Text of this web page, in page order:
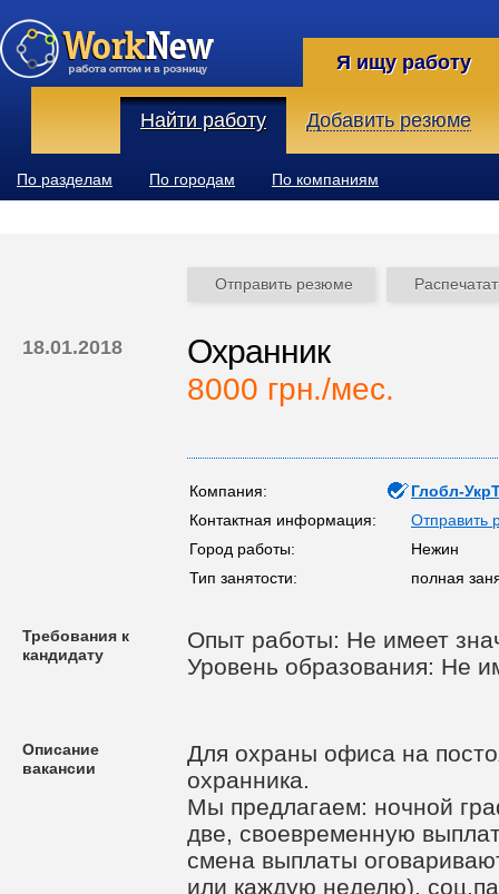
Я ищу работу
Найти работу Добавить резюме
По разделам По городам По компаниям
Отправить резюме
18.01.2018 Охранник
8000 грн./мес.
Компания:
Глобл-
Контактная информация:
Отправить
Город работы:
Нежин
Тип занятости:
полная
Требования к
кандидату
Опыт работы: Не имеет
Уровень образования: Не
Описание
вакансии
Для охраны офиса на
охранника.
Мы предлагаем: ночной
две, своевременную
смена выплаты
или каждую неделю),